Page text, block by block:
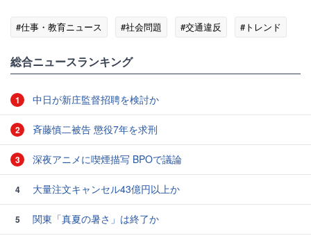
#仕事・教育ニュース #社会問題 #交通違反 #トレンド
総合ニュースランキング
1 中日が新庄監督招聘を検討か
2 斉藤慎二被告 懲役7年を求刑
3 深夜アニメに喫煙描写 BPOで議論
4 大量注文キャンセル43億円以上か
5
関東「真夏の暑さ」は終了か